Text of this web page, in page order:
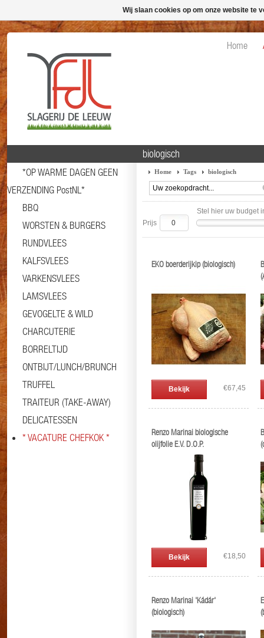
Home
*OP WARME DAGEN GEEN
VERZENDING PostNL*
BBQ
WORSTEN & BURGERS
RUNDVLEES
KALFSVLEES
VARKENSVLEES
LAMSVLEES
GEVOGELTE & WILD
CHARCUTERIE
BORRELTIJD
ONTBIJT/LUNCH/BRUNCH
TRUFFEL
TRAITEUR (TAKE-AWAY)
DELICATESSEN
* VACATURE CHEFKOK *
biologisch
Home Tags biologisch
Stel hier uw budget
Prijs
EKO boerderijkip (biologisch)
Bekijk €67,45
Renzo Marinai biologische
olijfolie E.V. D.O.P.
Bekijk €18,50
Renzo Marinai 'Kádár'
(biologisch)
Wij slaan cookies op om onze website te